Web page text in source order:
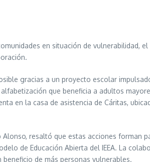
en situación de vulnerabilidad,
gracias a un proyecto escolar
que beneficia a adultos
en la casa de asistencia de Cáritas,
resaltó que estas acciones forman
de Educación Abierta del IEEA. La
de más personas vulnerables.